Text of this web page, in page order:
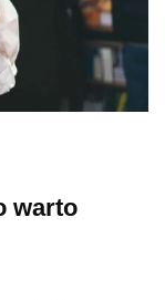
warto